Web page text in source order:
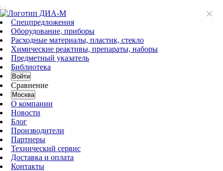
Спецпредложения
Оборудование, приборы
Расходные материалы, пластик, стекло
Химические реактивы, препараты, наборы
Предметный указатель
Библиотека
Войти
Сравнение
Москва
О компании
Новости
Блог
Производители
Партнеры
Технический сервис
Доставка и оплата
Контакты